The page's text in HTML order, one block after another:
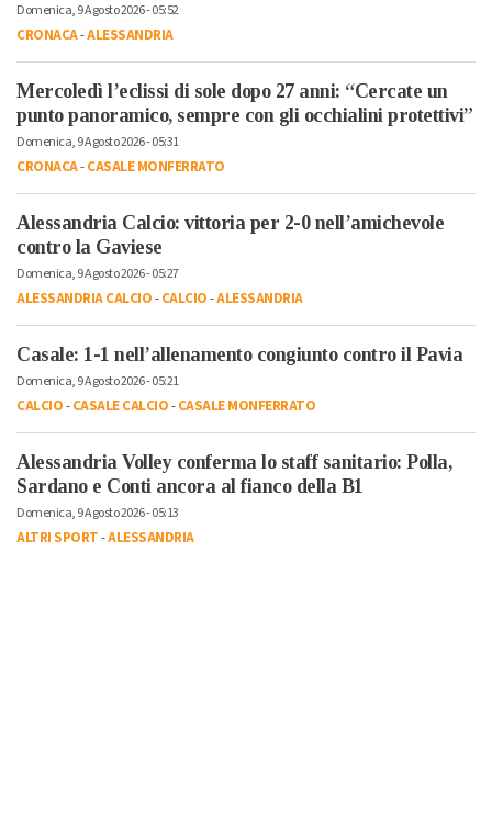
Domenica, 9 Agosto 2026 - 05:52
CRONACA-ALESSANDRIA
Mercoledì l’eclissi di sole dopo 27 anni: “Cercate un
punto panoramico, sempre con gli occhialini protettivi”
Domenica, 9 Agosto 2026 - 05:31
CRONACA-CASALE MONFERRATO
Alessandria Calcio: vittoria per 2-0 nell’amichevole
contro la Gaviese
Domenica, 9 Agosto 2026 - 05:27
ALESSANDRIA CALCIO-CALCIO-ALESSANDRIA
Casale: 1-1 nell’allenamento congiunto contro il Pavia
Domenica, 9 Agosto 2026 - 05:21
CALCIO-CASALE CALCIO-CASALE MONFERRATO
Alessandria Volley conferma lo staff sanitario: Polla,
Sardano e Conti ancora al fianco della B1
Domenica, 9 Agosto 2026 - 05:13
ALTRI SPORT-ALESSANDRIA